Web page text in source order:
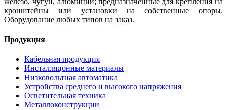
кронштейны или установки на собственные опоры.
Оборудование любых типов на заказ.
Продукция
Кабельная продукция
Инсталляцонные материалы
Низковольтная автоматика
Устройства среднего и высокого напряжения
Осветительная техника
Металлоконструкции